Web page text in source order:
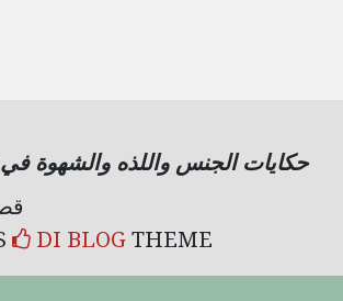
حكايات الجنس واللذه والشهوة
DI BLOGTHEME